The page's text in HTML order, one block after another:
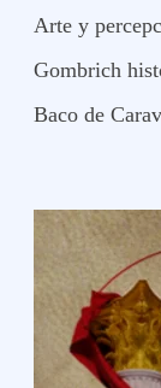
Arte y
Gombrich
Baco de